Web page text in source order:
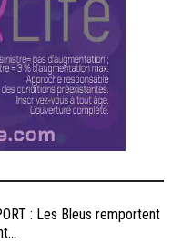
: Les Bleus remportent